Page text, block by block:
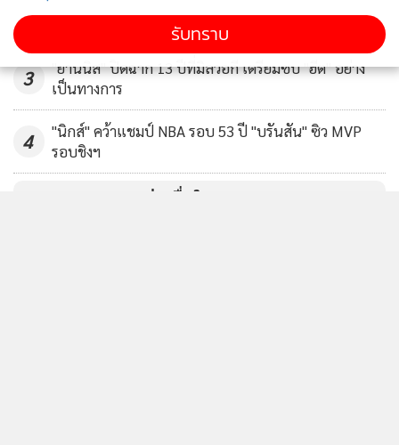
2
3
"ยานนิส" ปิดฉาก 13 ปีที่มิลวอกี เตรียมซบ "ฮีต" อย่าง
เป็นทางการ
4
"นิกส์" คว้าแชมป์ NBA รอบ 53 ปี "บรันสัน" ซิว MVP
รอบชิงฯ
ข่าวอื่นในหมวด
รับทราบ